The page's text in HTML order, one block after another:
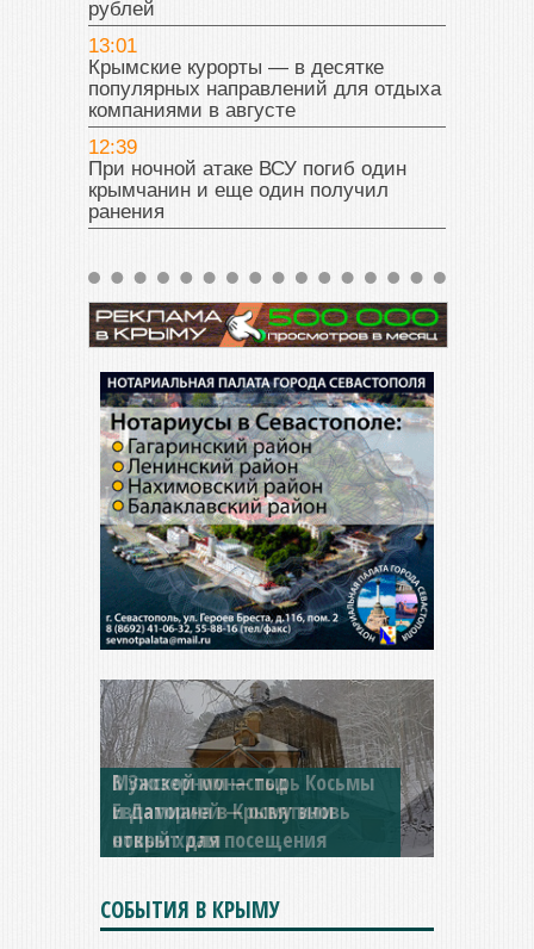
рублей
13:01
Крымские курорты — в десятке
популярных направлений для отдыха
компаниями в августе
12:39
При ночной атаке ВСУ погиб один
крымчанин и еще один получил
ранения
Мужской монастырь Косьмы
и Дамиана в Крыму вновь
открыт для посещения
СОБЫТИЯ В КРЫМУ